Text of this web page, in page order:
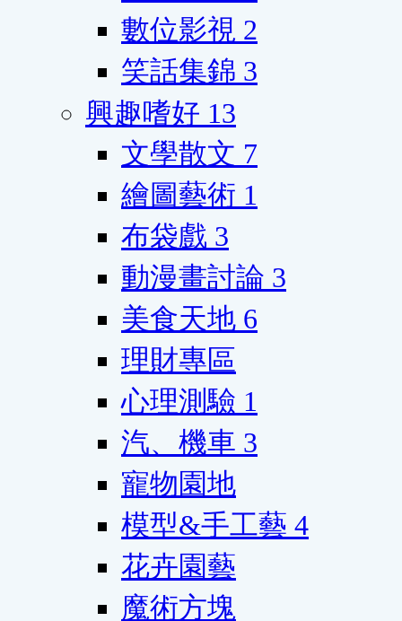
數位影視 2
笑話集錦 3
興趣嗜好 13
文學散文 7
繪圖藝術 1
布袋戲 3
動漫畫討論 3
美食天地 6
理財專區
心理測驗 1
汽、機車 3
寵物園地
模型&手工藝 4
花卉園藝
魔術方塊